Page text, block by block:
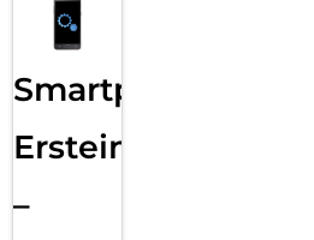
Smartphone
Ersteinrichtung
–